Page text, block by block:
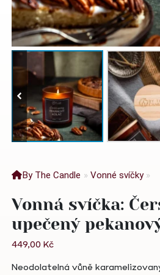
By The Candle » Vonné svíčky »
Vonná svíčka:
upečený
449,00 Kč
Neodolatelná vůně